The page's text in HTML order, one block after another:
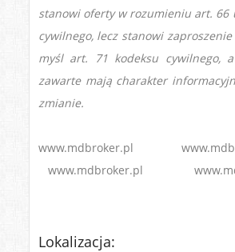
stanowi oferty w rozumieniu art. 66
cywilnego, lecz stanowi
myśl art. 71 kodeksu cywilnego,
zawarte mają charakter
zmianie.
www.mdbroker.pl
www.mdbroker.pl
Lokalizacja: